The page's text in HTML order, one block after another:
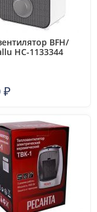
BFH/
НС-1133344
₽